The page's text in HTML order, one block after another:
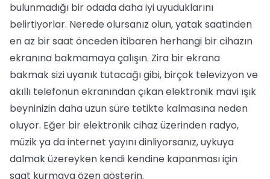
bulunmadığı bir odada daha iyi uyuduklarını
belirtiyorlar. Nerede olursanız olun, yatak saatinden
en az bir saat önceden itibaren herhangi bir cihazın
ekranına bakmamaya çalışın. Zira bir ekrana
bakmak sizi uyanık tutacağı gibi, birçok televizyon ve
akıllı telefonun ekranından çıkan elektronik mavi ışık
beyninizin daha uzun süre tetikte kalmasına neden
oluyor. Eğer bir elektronik cihaz üzerinden radyo,
müzik ya da internet yayını dinliyorsanız, uykuya
dalmak üzereyken kendi kendine kapanması için
saat kurmaya özen gösterin.